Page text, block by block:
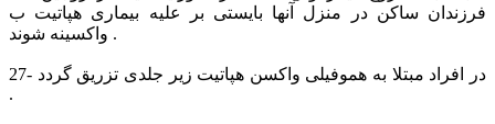
فرزندان ساکن در منزل آنها بایستی بر علیه بیماری هپاتیت ب
واکسینه شوند .
27- در افراد مبتلا به هموفیلی واکسن هپاتیت زیر جلدی تزریق گردد
.